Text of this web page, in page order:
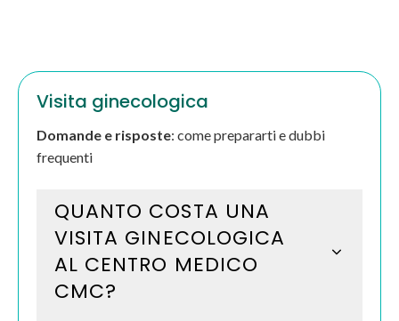
Visita ginecologica
Domande e risposte: come prepararti e dubbi
frequenti
QUANTO COSTA UNA
VISITA GINECOLOGICA
AL CENTRO MEDICO
CMC?